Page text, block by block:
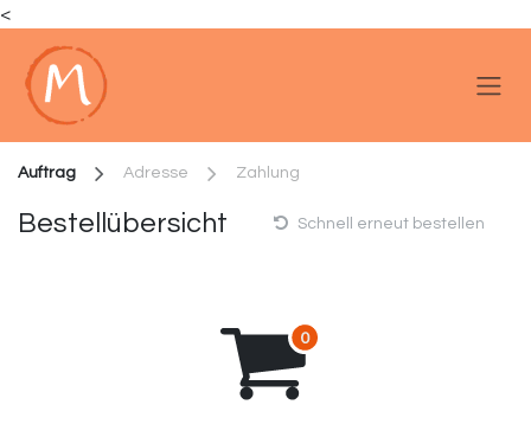
<
Auftrag Adresse Zahlung
Bestellübersicht Schnell erneut bestellen